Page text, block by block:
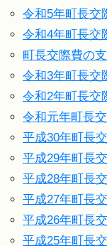
令和5年町長交
令和4年町長交
町長交際費の
令和3年町長交
令和2年町長交
令和元年町長
平成30年町長
平成29年町長
平成28年町長
平成27年町長
平成26年町長
平成25年町長